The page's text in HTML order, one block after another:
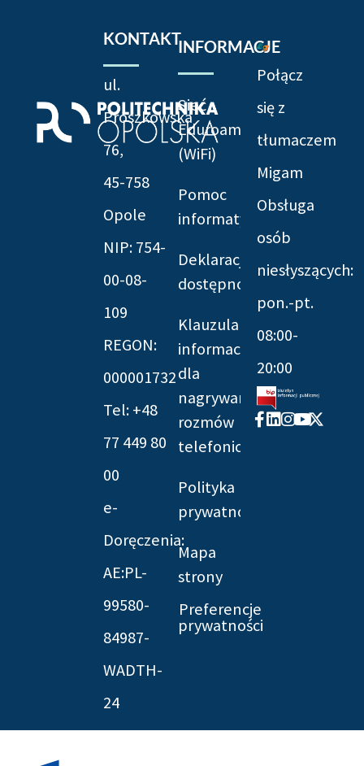
KONTAKT
ul.
Prószkowska
76,
45-758
Opole
NIP: 754-
00-08-
109
REGON:
000001732
Tel: +48
77 449 80
00
e-
Doręczenia:
AE:PL-
99580-
84987-
WADTH-
24
INFORMACJE
Sieć
Eduroam
(WiFi)
Pomoc
informatyczna
Deklaracja
dostępności
Klauzula
informacyjna
dla
nagrywania
rozmów
telefonicznych
Polityka
prywatności
Mapa
strony
Preferencje
prywatności
Połącz
się z
tłumaczem
Migam
Obsługa
osób
niesłyszących:
pon.-pt.
08:00-
20:00
Facebook-
f
Linkedin
Instagram
Youtube
X-
twitter